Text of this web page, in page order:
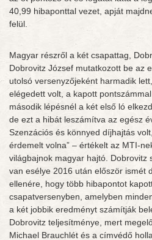
40,99 hibaponttal vezet, apját
felül.
Magyar részről a két csapattag,
Dobrovitz József mutatkozott be az
utolsó versenyzőjeként harmadik
elégedett volt, a kapott
második lépésnél a két első ló
de ezt a hibát leszámítva az egész
Szenzációs és könnyed díjhajtás
érdemelt volna” – értékelt az MTI-
világbajnok magyar hajtó. Dobrovitz
van esélye 2016 után először ismét
ellenére, hogy több hibapontot
csapatversenyben, amelyben
a két jobbik eredményt számítják
Dobrovitz teljesítménye, mert
Michael Brauchlét és a címvédő